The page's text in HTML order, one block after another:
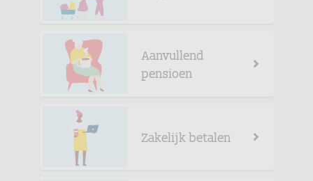
Aanvullend
pensioen
Zakelijk betalen